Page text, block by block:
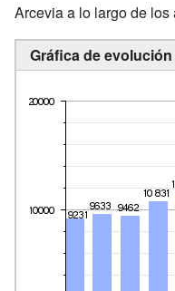
Arcevia a lo largo de los
Gráfica de